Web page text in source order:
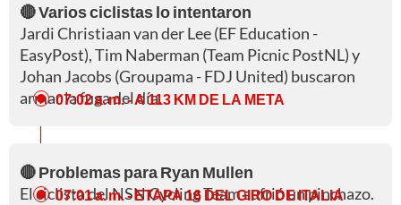
🔴 Varios ciclistas lo intentaron
Jardi Christiaan van der Lee (EF Education -
EasyPost), Tim Naberman (Team Picnic PostNL) y
Johan Jacobs (Groupama - FDJ United) buscaron
armar la fuga del día.
07:02 a. m.- A 113 KM DE LA META
🔴 Problemas para Ryan Mullen
El ciclista del NSN Cycling Team sufrió un pinchazo.
07:01 a. m.- ETAPA 16 DEL GIRO DE ITALIA